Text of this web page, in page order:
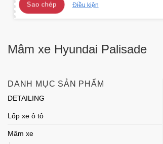
Sao chép Điều kiện
Mâm xe Hyundai Palisade
DANH MỤC SẢN PHẨM
DETAILING
Lốp xe ô tô
Mâm xe